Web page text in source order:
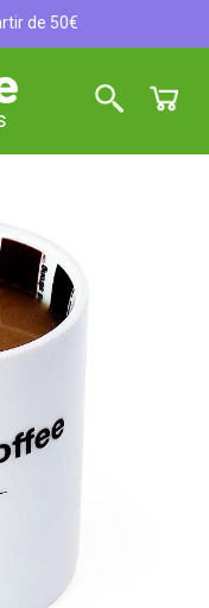
de 50€